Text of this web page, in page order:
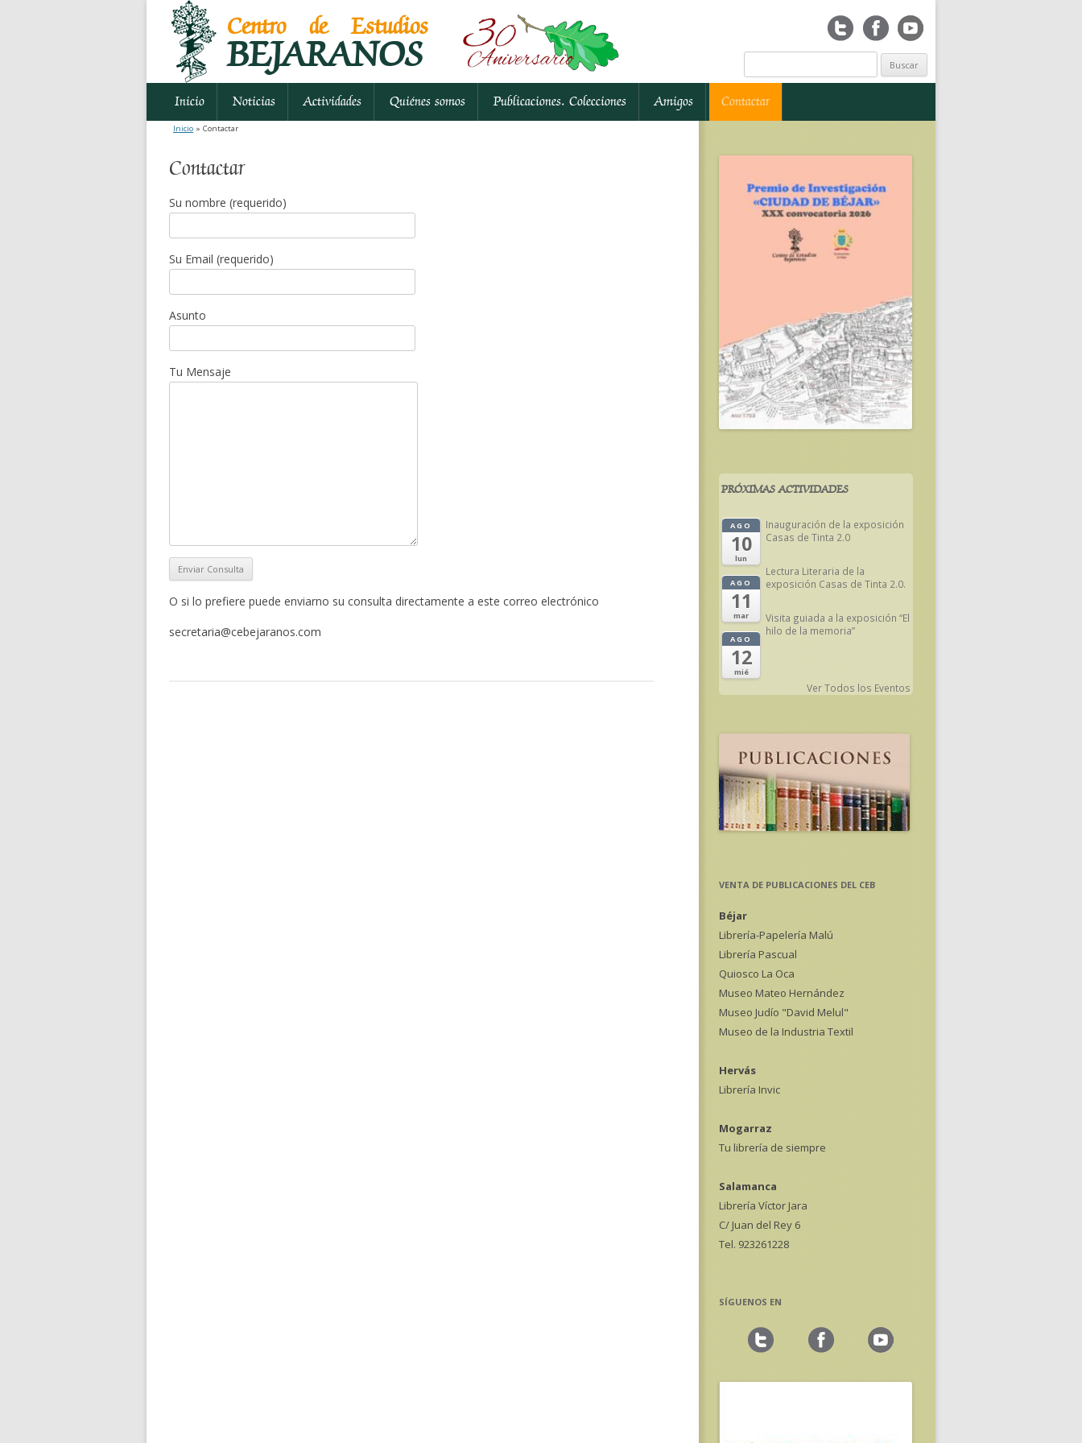
Centro de Estudios
BEJARANOS Buscar:
Ir al contenido
Inicio Noticias Actividades Quiénes somos Publicaciones. Colecciones Amigos Contactar
Inicio » Contactar
Contactar
Su nombre (requerido)
Su Email (requerido)
Asunto
Tu Mensaje
O si lo prefiere puede enviarno su consulta directamente a este correo electrónico
secretaria@cebejaranos.com
PRÓXIMAS ACTIVIDADES
AGO
10
lun
Inauguración de la exposición
Casas de Tinta 2.0
AGO
11
mar
Lectura Literaria de la
exposición Casas de Tinta 2.0.
AGO
12
mié
Visita guiada a la exposición “El
hilo de la memoria”
Ver Todos los Eventos
VENTA DE PUBLICACIONES DEL CEB
Béjar
Librería-Papelería Malú
Librería Pascual
Quiosco La Oca
Museo Mateo Hernández
Museo Judío "David Melul"
Museo de la Industria Textil
Hervás
Librería Invic
Mogarraz
Tu librería de siempre
Salamanca
Librería Víctor Jara
C/ Juan del Rey 6
Tel. 923261228
SÍGUENOS EN